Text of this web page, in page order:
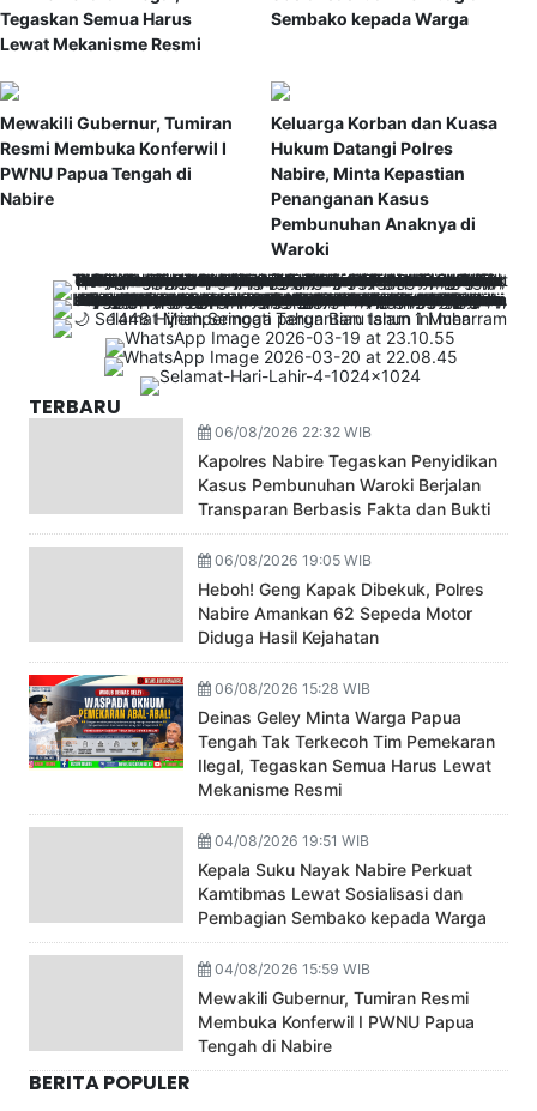
Tegaskan Semua Harus
Lewat Mekanisme Resmi
Sembako kepada Warga
Mewakili Gubernur, Tumiran
Resmi Membuka Konferwil I
PWNU Papua Tengah di
Nabire
Keluarga Korban dan Kuasa
Hukum Datangi Polres
Nabire, Minta Kepastian
Penanganan Kasus
Pembunuhan Anaknya di
Waroki
TERBARU
06/08/2026 22:32 WIB
Kapolres Nabire Tegaskan Penyidikan
Kasus Pembunuhan Waroki Berjalan
Transparan Berbasis Fakta dan Bukti
06/08/2026 19:05 WIB
Heboh! Geng Kapak Dibekuk, Polres
Nabire Amankan 62 Sepeda Motor
Diduga Hasil Kejahatan
06/08/2026 15:28 WIB
Deinas Geley Minta Warga Papua
Tengah Tak Terkecoh Tim Pemekaran
Ilegal, Tegaskan Semua Harus Lewat
Mekanisme Resmi
04/08/2026 19:51 WIB
Kepala Suku Nayak Nabire Perkuat
Kamtibmas Lewat Sosialisasi dan
Pembagian Sembako kepada Warga
04/08/2026 15:59 WIB
Mewakili Gubernur, Tumiran Resmi
Membuka Konferwil I PWNU Papua
Tengah di Nabire
BERITA POPULER